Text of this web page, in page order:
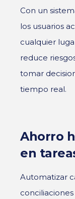
Con un
los usuarios
cualquier
reduce
tomar
tiempo real.
Ahorro
en
Automatizar